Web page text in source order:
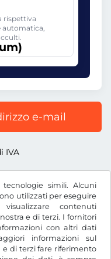
simili. Alcuni
utilizzati per eseguire
contenuti
e di terzi. I fornitori
con altri dati
informazioni sul
di terzi fare riferimento
rispettiva
automatica,
e-mail
IVA